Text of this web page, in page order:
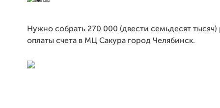
Нужно собрать 270 000 (двести семьдесят тысяч)
оплаты счета в МЦ Сакура город Челябинск.